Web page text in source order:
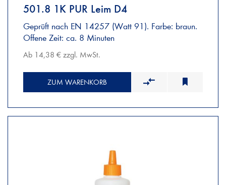
501.8 1K PUR Leim D4
Geprüft nach EN 14257 (Watt 91). Farbe: braun.
Offene Zeit: ca. 8 Minuten
Ab 14,38 € zzgl. MwSt.
ZUM WARENKORB